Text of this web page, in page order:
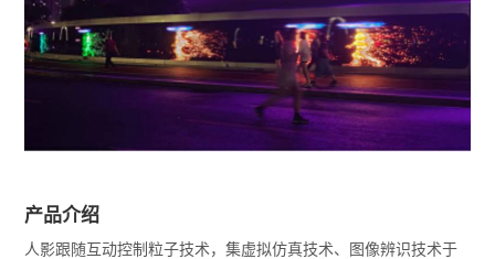
产品介绍
人影跟随互动控制粒子技术，集虚拟仿真技术、图像辨识技术于